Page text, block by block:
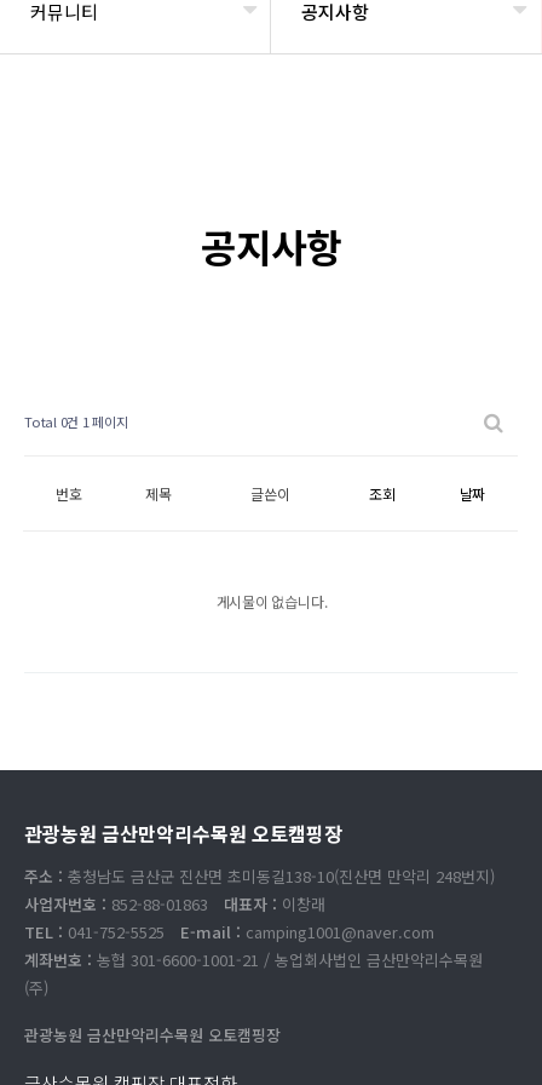
커뮤니티 공지사항
공지사항
Total 0건 1 페이지
번호 제목 글쓴이 조회 날짜
게시물이 없습니다.
관광농원 금산만악리수목원 오토캠핑장
주소 : 충청남도 금산군 진산면 초미동길138-10(진산면 만악리 248번지)
사업자번호 : 852-88-01863 대표자 : 이창래
TEL : 041-752-5525 E-mail : camping1001@naver.com
계좌번호 : 농협 301-6600-1001-21 / 농업회사법인 금산만악리수목원
(주)
관광농원 금산만악리수목원 오토캠핑장